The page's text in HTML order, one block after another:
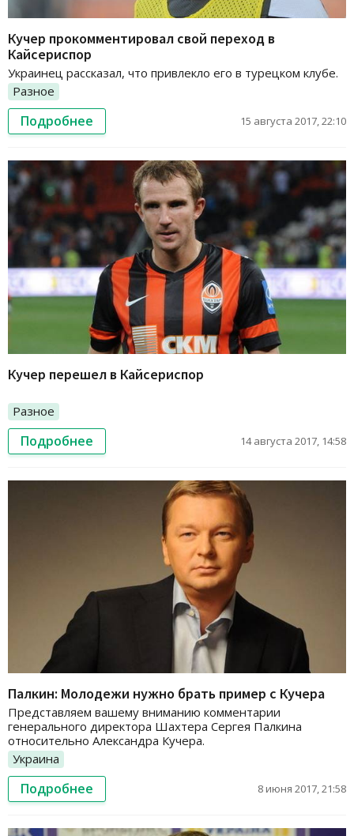
Кучер прокомментировал свой переход в
Кайсериспор
Украинец рассказал, что привлекло его в турецком клубе.
Разное
Подробнее 15 августа 2017, 22:10
Кучер перешел в Кайсериспор
Разное
Подробнее 14 августа 2017, 14:58
Палкин: Молодежи нужно брать пример с Кучера
Представляем вашему вниманию комментарии
генерального директора Шахтера Сергея Палкина
относительно Александра Кучера.
Украина
Подробнее 8 июня 2017, 21:58